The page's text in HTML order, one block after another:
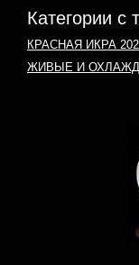
Категории с
КРАСНАЯ ИКРА
ЖИВЫЕ И